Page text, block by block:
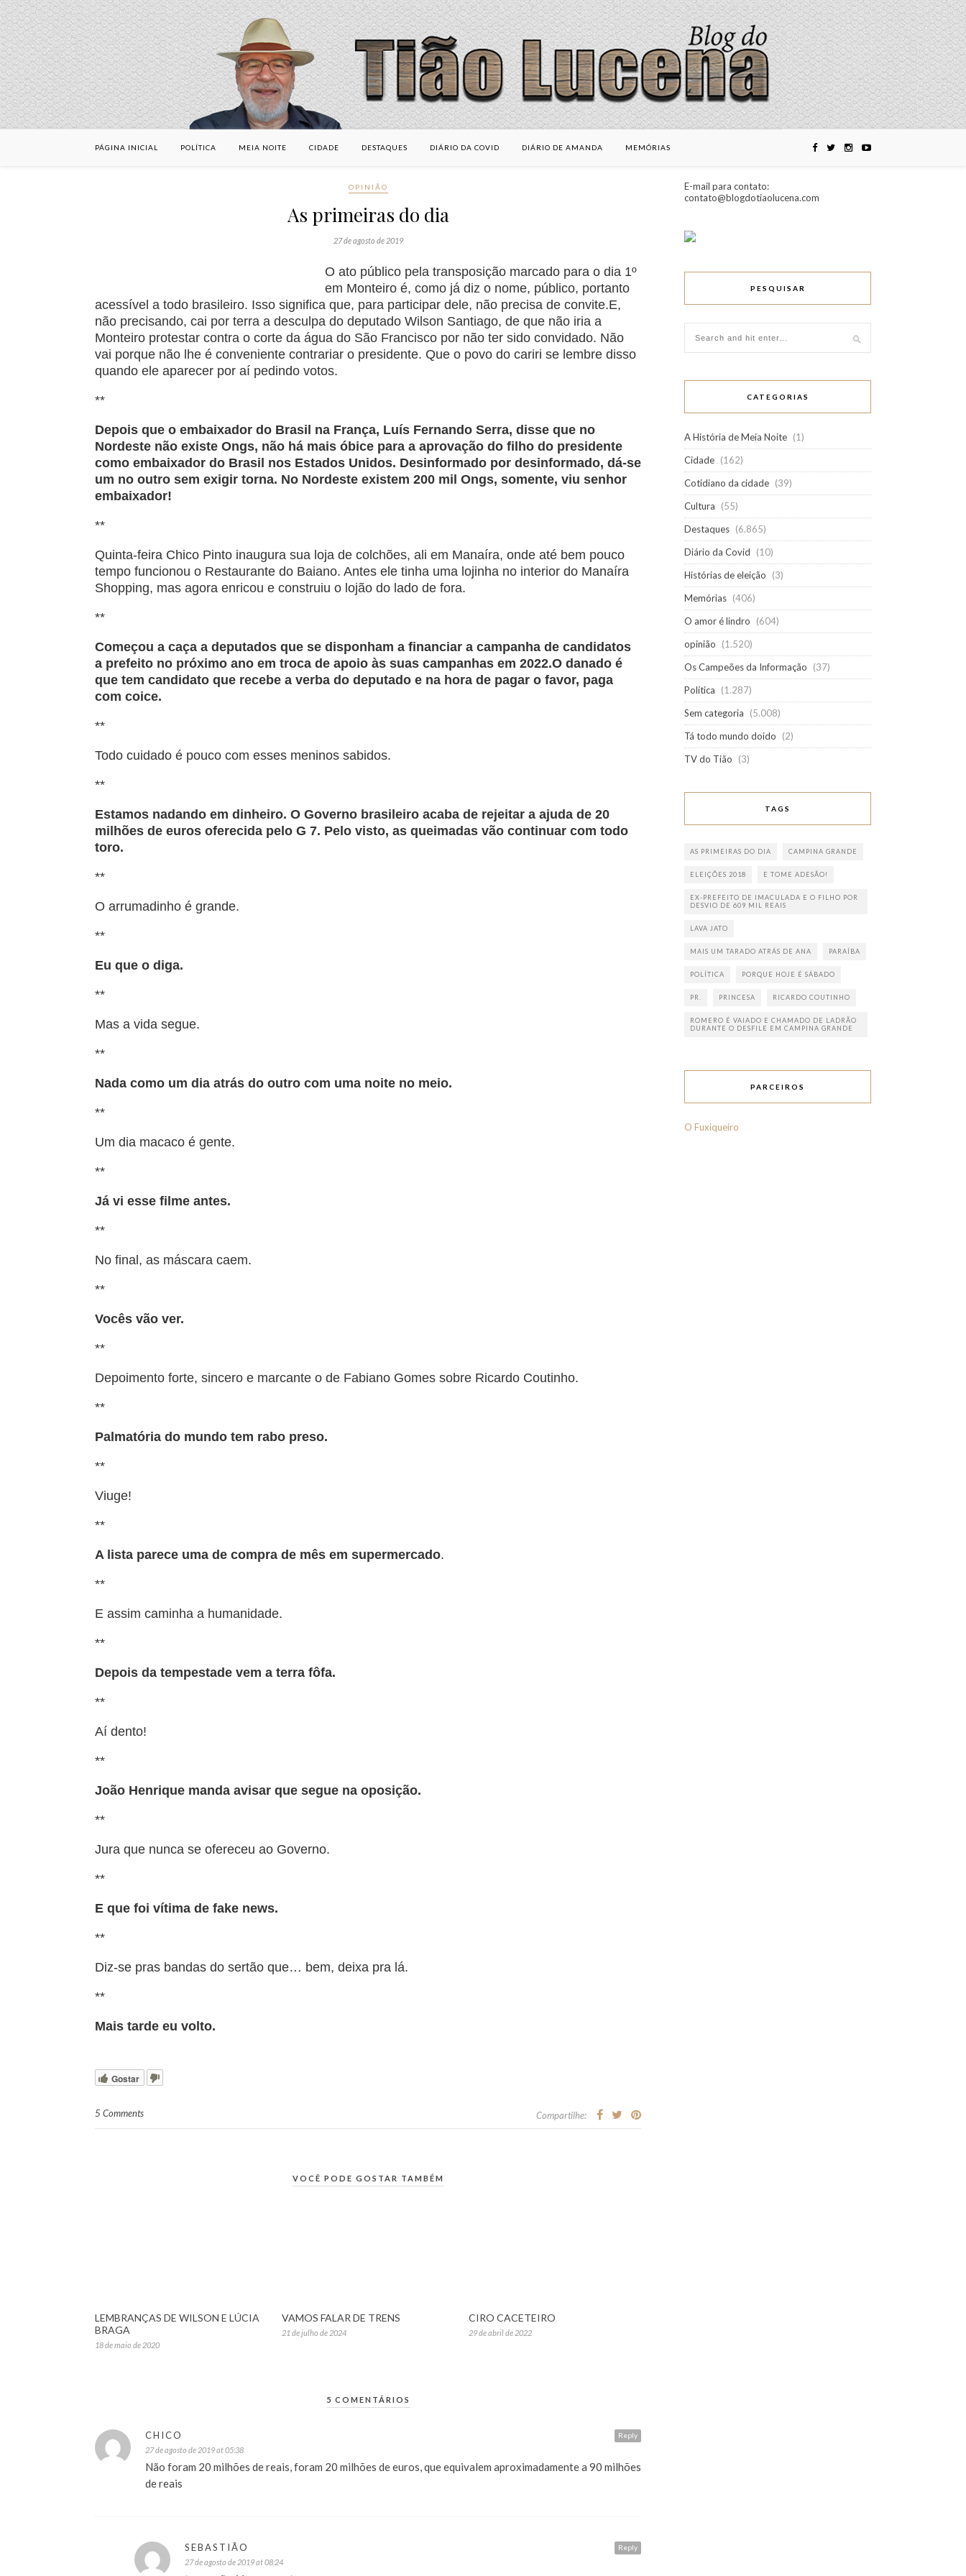
PÁGINA INICIAL POLÍTICA MEIA NOITE CIDADE DESTAQUES DIÁRIO DA COVID DIÁRIO DE AMANDA MEMÓRIAS
OPINIÃO
As primeiras do dia
27 de agosto de 2019
O ato público pela transposição marcado para o dia 1º
em Monteiro é, como já diz o nome, público, portanto
acessível a todo brasileiro. Isso significa que, para participar dele, não precisa de convite.E,
não precisando, cai por terra a desculpa do deputado Wilson Santiago, de que não iria a
Monteiro protestar contra o corte da água do São Francisco por não ter sido convidado. Não
vai porque não lhe é conveniente contrariar o presidente. Que o povo do cariri se lembre disso
quando ele aparecer por aí pedindo votos.
**
Depois que o embaixador do Brasil na França, Luís Fernando Serra, disse que no
Nordeste não existe Ongs, não há mais óbice para a aprovação do filho do presidente
como embaixador do Brasil nos Estados Unidos. Desinformado por desinformado, dá-se
um no outro sem exigir torna. No Nordeste existem 200 mil Ongs, somente, viu senhor
embaixador!
**
Quinta-feira Chico Pinto inaugura sua loja de colchões, ali em Manaíra, onde até bem pouco
tempo funcionou o Restaurante do Baiano. Antes ele tinha uma lojinha no interior do Manaíra
Shopping, mas agora enricou e construiu o lojão do lado de fora.
**
Começou a caça a deputados que se disponham a financiar a campanha de candidatos
a prefeito no próximo ano em troca de apoio às suas campanhas em 2022.O danado é
que tem candidato que recebe a verba do deputado e na hora de pagar o favor, paga
com coice.
**
Todo cuidado é pouco com esses meninos sabidos.
**
Estamos nadando em dinheiro. O Governo brasileiro acaba de rejeitar a ajuda de 20
milhões de euros oferecida pelo G 7. Pelo visto, as queimadas vão continuar com todo
toro.
**
O arrumadinho é grande.
**
Eu que o diga.
**
Mas a vida segue.
**
Nada como um dia atrás do outro com uma noite no meio.
**
Um dia macaco é gente.
**
Já vi esse filme antes.
**
No final, as máscara caem.
**
Vocês vão ver.
**
Depoimento forte, sincero e marcante o de Fabiano Gomes sobre Ricardo Coutinho.
**
Palmatória do mundo tem rabo preso.
**
Viuge!
**
A lista parece uma de compra de mês em supermercado.
**
E assim caminha a humanidade.
**
Depois da tempestade vem a terra fôfa.
**
Aí dento!
**
João Henrique manda avisar que segue na oposição.
**
Jura que nunca se ofereceu ao Governo.
**
E que foi vítima de fake news.
**
Diz-se pras bandas do sertão que… bem, deixa pra lá.
**
Mais tarde eu volto.
Gostar
5 Comments Compartilhe:
VOCÊ PODE GOSTAR TAMBÉM
LEMBRANÇAS DE WILSON E LÚCIA
BRAGA
18 de maio de 2020
VAMOS FALAR DE TRENS
21 de julho de 2024
CIRO CACETEIRO
29 de abril de 2022
5 COMENTÁRIOS
Reply
CHICO
27 de agosto de 2019 at 05:38
Não foram 20 milhões de reais, foram 20 milhões de euros, que equivalem aproximadamente a 90 milhões
de reais
Reply
SEBASTIÃO
27 de agosto de 2019 at 08:24
E-mail para contato:
contato@blogdotiaolucena.com
PESQUISAR
CATEGORIAS
A História de Meia Noite (1)
Cidade (162)
Cotidiano da cidade (39)
Cultura
(55)
Destaques (6.865)
Diário da Covid
(10)
Histórias de eleição
(3)
Memórias (406)
O amor é lindro
(604)
opinião
(1.520)
Os Campeões da Informação
(37)
Política
(1.287)
Sem categoria
(5.008)
Tá todo mundo doido
(2)
TV do Tião
(3)
TAGS
AS PRIMEIRAS DO DIA CAMPINA GRANDE
ELEIÇÕES 2018 E TOME ADESÃO!
EX-PREFEITO DE IMACULADA E O FILHO POR
DESVIO DE 609 MIL REAIS
LAVA JATO
MAIS UM TARADO ATRÁS DE ANA PARAÍBA
POLÍTICA PORQUE HOJE É SÁBADO
PR. PRINCESA RICARDO COUTINHO
ROMERO É VAIADO E CHAMADO DE LADRÃO
DURANTE O DESFILE EM CAMPINA GRANDE
PARCEIROS
O Fuxiqueiro